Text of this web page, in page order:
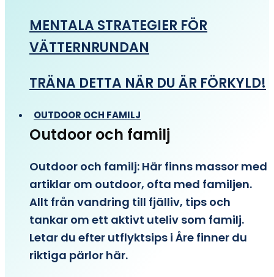
MENTALA STRATEGIER FÖR
VÄTTERNRUNDAN
TRÄNA DETTA NÄR DU ÄR FÖRKYLD!
OUTDOOR OCH FAMILJ
Outdoor och familj
Outdoor och familj: Här finns massor med
artiklar om outdoor, ofta med familjen.
Allt från vandring till fjälliv, tips och
tankar om ett aktivt uteliv som familj.
Letar du efter utflyktsips i Åre finner du
riktiga pärlor här.